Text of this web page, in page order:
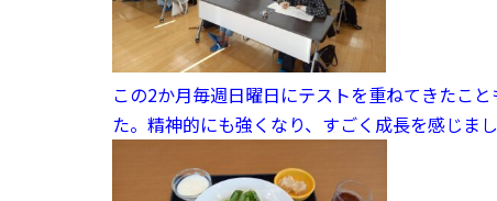
この2か月毎週日曜日にテストを重ねてきたこ
た。精神的にも強くなり、すごく成長を感じまし